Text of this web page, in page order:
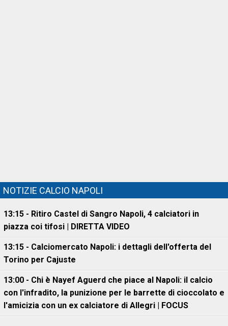
NOTIZIE CALCIO NAPOLI
13:15 - Ritiro Castel di Sangro Napoli, 4 calciatori in
piazza coi tifosi | DIRETTA VIDEO
13:15 - Calciomercato Napoli: i dettagli dell'offerta del
Torino per Cajuste
13:00 - Chi è Nayef Aguerd che piace al Napoli: il calcio
con l'infradito, la punizione per le barrette di cioccolato e
l'amicizia con un ex calciatore di Allegri | FOCUS